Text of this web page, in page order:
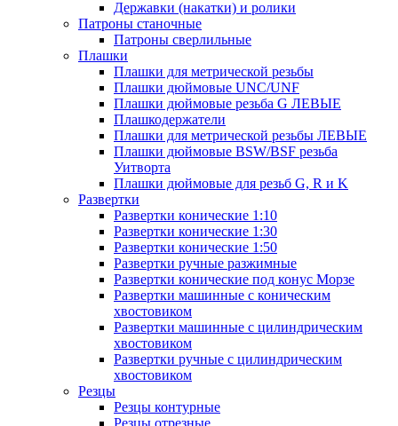
Державки (накатки) и ролики
Патроны станочные
Патроны сверлильные
Плашки
Плашки для метрической резьбы
Плашки дюймовые UNC/UNF
Плашки дюймовые резьба G ЛЕВЫЕ
Плашкодержатели
Плашки для метрической резьбы ЛЕВЫЕ
Плашки дюймовые BSW/BSF резьба
Уитворта
Плашки дюймовые для резьб G, R и K
Развертки
Развертки конические 1:10
Развертки конические 1:30
Развертки конические 1:50
Развертки ручные разжимные
Развертки конические под конус Морзе
Развертки машинные с коническим
хвостовиком
Развертки машинные с цилиндрическим
хвостовиком
Развертки ручные с цилиндрическим
хвостовиком
Резцы
Резцы контурные
Резцы отрезные